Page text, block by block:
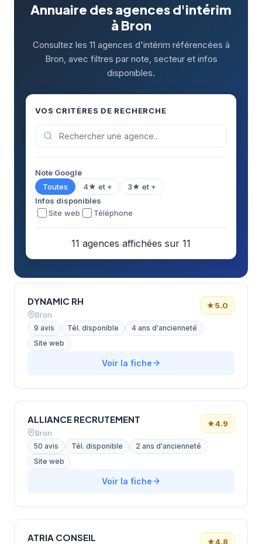
Annuaire des agences d'intérim
à Bron
Consultez les 11 agences d'intérim référencées à
Bron, avec filtres par note, secteur et infos
disponibles.
VOS CRITÈRES DE RECHERCHE
Note Google
Toutes
4★ et +
3★ et +
Infos disponibles
Site web
Téléphone
11 agences affichées sur 11
DYNAMIC RH
Bron
★5.0
9 avis Tél. disponible
4 ans d'ancienneté
Site web
Voir la fiche
ALLIANCE RECRUTEMENT
Bron
★4.9
50 avis Tél. disponible
2 ans d'ancienneté
Site web
Voir la fiche
ATRIA CONSEIL ★4.8